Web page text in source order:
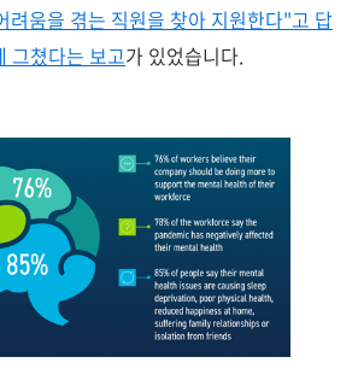
려움을 겪는 직원을 찾아 지원한다"고 답
그쳤다는 보고가 있었습니다.